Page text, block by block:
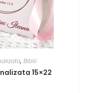
, Biblii
15×22